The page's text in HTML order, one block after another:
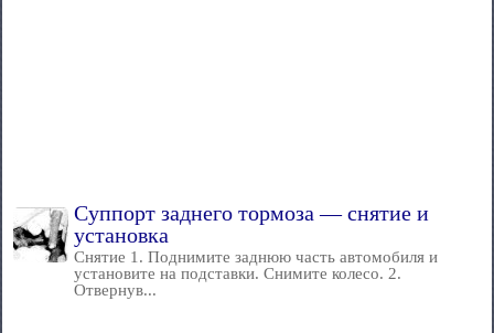
Суппорт заднего тормоза — снятие и
установка
Снятие 1. Поднимите заднюю часть автомобиля и
установите на подставки. Снимите колесо. 2.
Отвернув...